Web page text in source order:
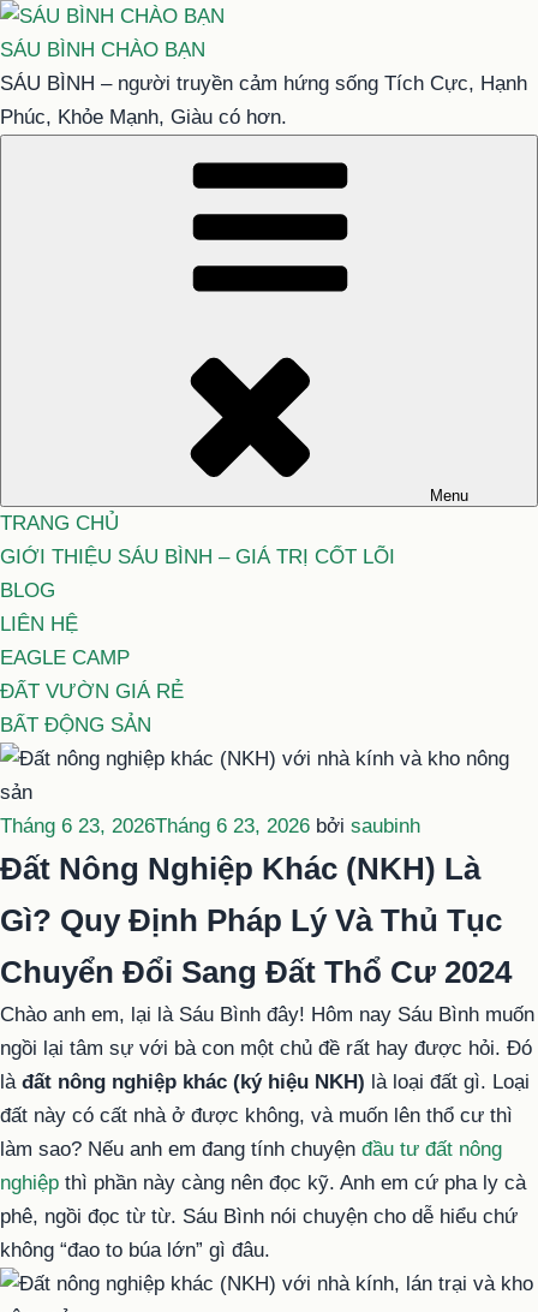
Chuyển
đến
phần
nội
SÁU BÌNH CHÀO BẠN
SÁU BÌNH – người truyền cảm hứng sống Tích Cực, Hạnh
Phúc, Khỏe Mạnh, Giàu có hơn.
Menu
TRANG CHỦ
GIỚI THIỆU SÁU BÌNH – GIÁ TRỊ CỐT LÕI
BLOG
LIÊN HỆ
EAGLE CAMP
ĐẤT VƯỜN GIÁ RẺ
BẤT ĐỘNG SẢN
Đăng
trong
Tháng 6 23, 2026Tháng 6 23, 2026 bởi saubinh
Đất Nông Nghiệp Khác (NKH) Là
Gì? Quy Định Pháp Lý Và Thủ Tục
Chuyển Đổi Sang Đất Thổ Cư 2024
Chào anh em, lại là Sáu Bình đây! Hôm nay Sáu Bình muốn
ngồi lại tâm sự với bà con một chủ đề rất hay được hỏi. Đó
là đất nông nghiệp khác (ký hiệu NKH) là loại đất gì. Loại
đất này có cất nhà ở được không, và muốn lên thổ cư thì
làm sao? Nếu anh em đang tính chuyện đầu tư đất nông
nghiệp thì phần này càng nên đọc kỹ. Anh em cứ pha ly cà
phê, ngồi đọc từ từ. Sáu Bình nói chuyện cho dễ hiểu chứ
không “đao to búa lớn” gì đâu.